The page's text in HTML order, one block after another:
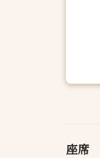
座席